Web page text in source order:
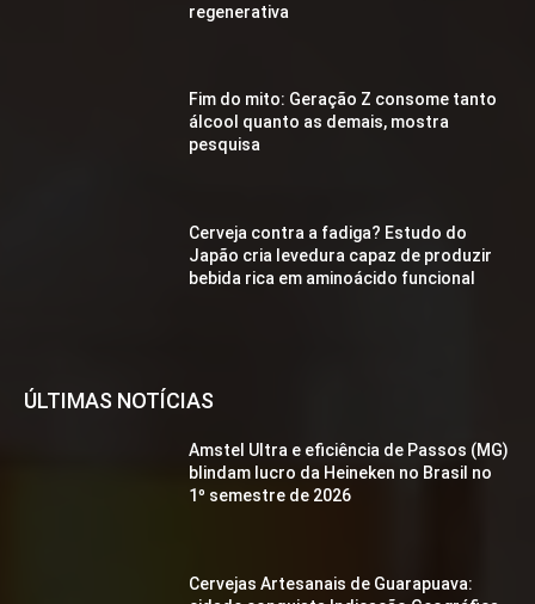
regenerativa
Fim do mito: Geração Z consome tanto
álcool quanto as demais, mostra
pesquisa
Cerveja contra a fadiga? Estudo do
Japão cria levedura capaz de produzir
bebida rica em aminoácido funcional
ÚLTIMAS NOTÍCIAS
Amstel Ultra e eficiência de Passos (MG)
blindam lucro da Heineken no Brasil no
1º semestre de 2026
Cervejas Artesanais de Guarapuava: